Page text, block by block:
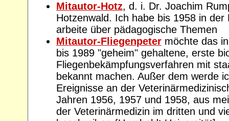
Mitautor-Hotz, d. i. Dr. Joachim
Hotzenwald. Ich habe bis 1958 in der
arbeite über pädagogische Themen
Mitautor-Fliegenpeter möchte das
bis 1989 "geheim" gehaltene, erste
Fliegenbekämpfungsverfahren mit
bekannt machen. Außer dem werde
Ereignisse an der
Jahren 1956, 1957 und 1958, aus
der Veterinärmedizin im dritten und